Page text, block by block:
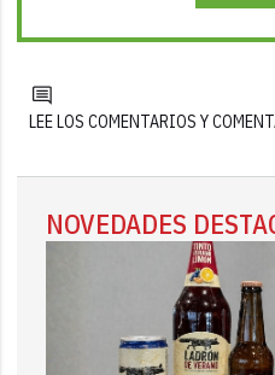
LEE LOS COMENTARIOS Y
NOVEDADES